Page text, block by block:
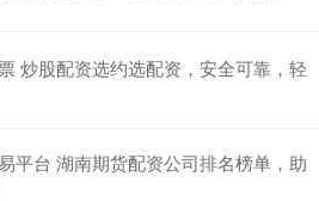
炒股配资选约选配资，安全可靠，轻
平台 湖南期货配资公司排名榜单，助